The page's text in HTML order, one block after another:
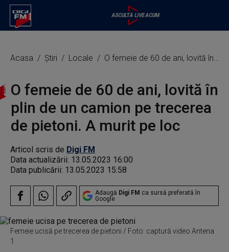
Acasa Știri Locale O femeie de 60 de ani, lovită în plin de un camion pe trecerea de pietoni. A murit pe loc
O femeie de 60 de ani, lovită în
plin de un camion pe trecerea
de pietoni. A murit pe loc
Articol scris de Digi FM
Data actualizării: 13.05.2023 16:00
Data publicării: 13.05.2023 15:58
Adaugă Digi FM ca sursă preferată în
Google
Femeie ucisă pe trecerea de pietoni / Foto: captură video Antena
1